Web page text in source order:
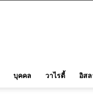
บุคคล วาไรตี้ อิส